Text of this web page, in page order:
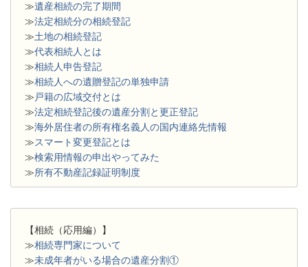
≫遺産相続の完了期間
≫法定相続分の相続登記
≫土地の相続登記
≫代表相続人とは
≫相続人申告登記
≫相続人への遺贈登記の単独申請
≫戸籍の広域交付とは
≫法定相続登記後の遺産分割と更正登記
≫海外居住者の所有権名義人の国内連絡先情報
≫スマート変更登記とは
≫検索用情報の申出やってみた
≫所有不動産記録証明制度
【相続（応用編）】
≫相続専門家について
≫未成年者がいる場合の遺産分割①